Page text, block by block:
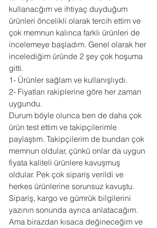
kullanacğım ve ihtiyaç duyduğum
ürünleri öncelikli olarak tercih ettim ve
çok memnun kalınca farklı ürünleri de
incelemeye başladım. Genel olarak her
incelediğim üründe 2 şey çok hoşuma
gitti.
1- Ürünler sağlam ve kullanışlıydı.
2- Fiyatları rakiplerine göre her zaman
uygundu.
Durum böyle olunca ben de daha çok
ürün test ettim ve takipçilerimle
paylaştım. Takipçilerim de bundan çok
memnun oldular, çünkü onlar da uygun
fiyata kaliteli ürünlere kavuşmuş
oldular. Pek çok sipariş verildi ve
herkes ürünlerine sorunsuz kavuştu.
Sipariş, kargo ve gümrük bilgilerini
yazının sonunda ayrıca anlatacağım.
Ama birazdan kısaca değineceğim ve